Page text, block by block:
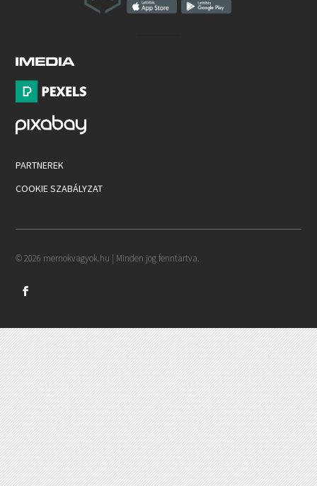
PARTNEREK
COOKIE SZABÁLYZAT
© 2026 mernokvagyok.hu | Minden jog fenntartva.